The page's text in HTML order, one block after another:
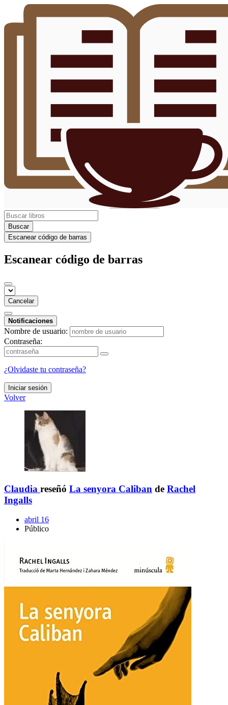
Buscar
Escanear código de barras
Escanear código de barras
Cancelar
Notificaciones
Nombre de usuario:
Contraseña:
¿Olvidaste tu contraseña?
Iniciar sesión
Volver
Claudia reseñó La senyora Caliban de Rachel
Ingalls
abril 16
Público